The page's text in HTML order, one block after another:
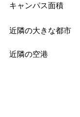
キャンパス面積
近隣の大きな都市
近隣の空港